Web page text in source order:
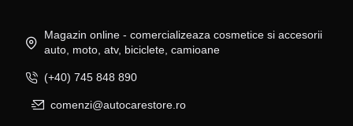
Magazin online - comercializeaza cosmetice si accesorii
auto, moto, atv, biciclete, camioane
(+40) 745 848 890
comenzi@autocarestore.ro